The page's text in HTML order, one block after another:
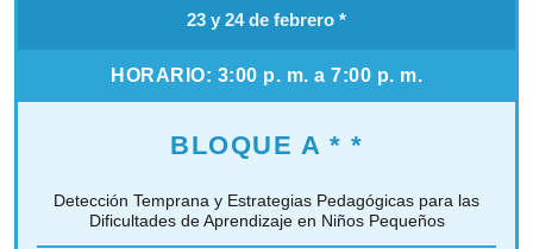
23 y 24 de febrero *
HORARIO: 3:00 p. m. a 7:00 p. m.
BLOQUE A * *
Detección Temprana y Estrategias Pedagógicas para las
Dificultades de Aprendizaje en Niños Pequeños